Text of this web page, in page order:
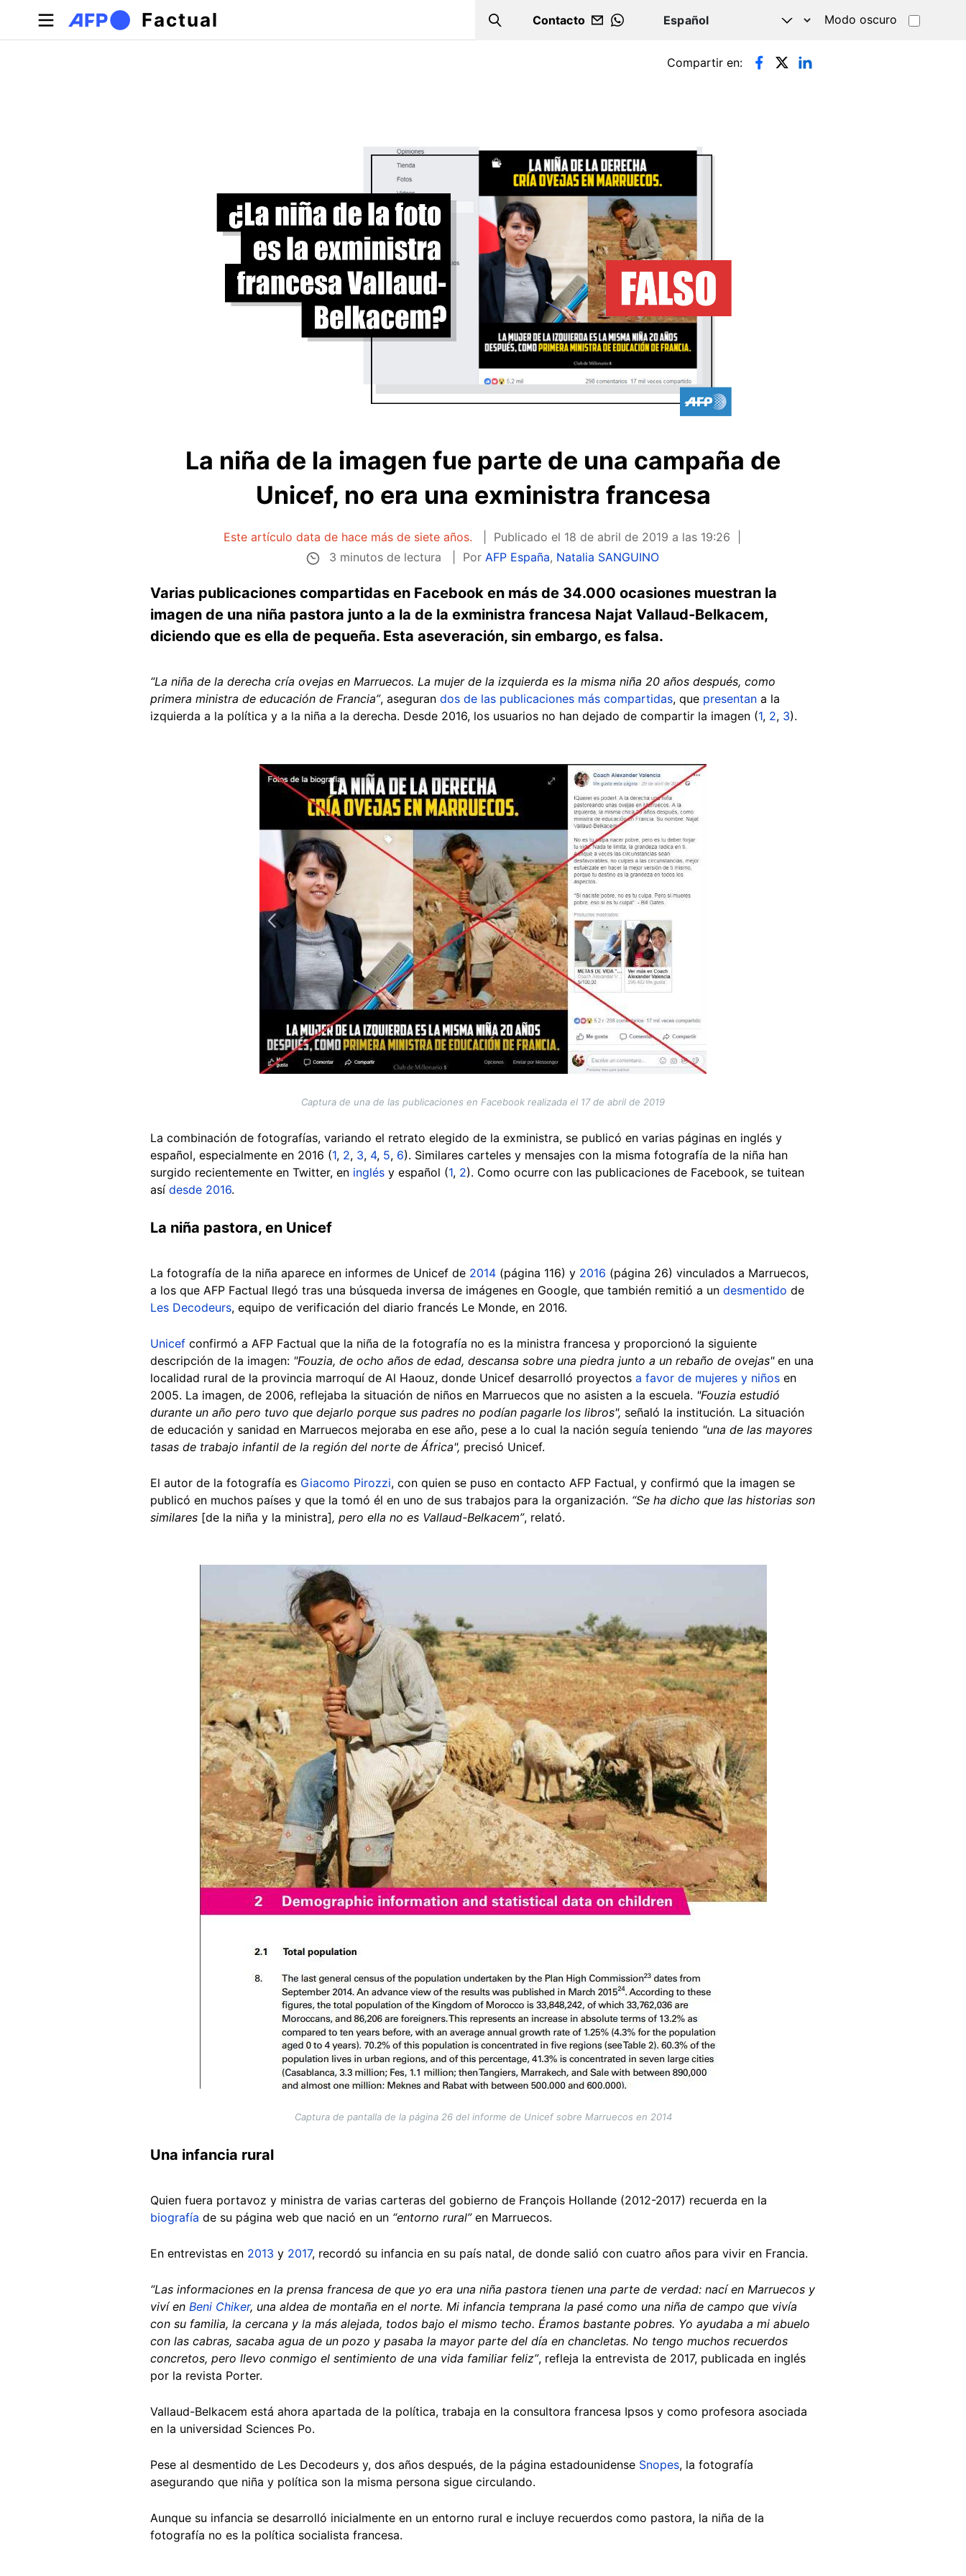
Pasar al contenido principal
Factual Search
Contacto
WHATSAPP
Modo oscuro
Solapas principales Compartir en:
La niña de la imagen fue parte de una campaña de
Unicef, no era una exministra francesa
Este artículo data de hace más de siete años. Publicado el 18 de abril de 2019 a las 19:26
3 minutos de lectura
PorAFP España, Natalia SANGUINO
Varias publicaciones compartidas en Facebook en más de 34.000 ocasiones muestran la
imagen de una niña pastora junto a la de la exministra francesa Najat Vallaud-Belkacem,
diciendo que es ella de pequeña. Esta aseveración, sin embargo, es falsa.
“La niña de la derecha cría ovejas en Marruecos. La mujer de la izquierda es la misma niña 20 años después, como
primera ministra de educación de Francia”, aseguran dos de las publicaciones más compartidas, que presentan a la
izquierda a la política y a la niña a la derecha. Desde 2016, los usuarios no han dejado de compartir la imagen (1, 2, 3).
Captura de una de las publicaciones en Facebook realizada el 17 de abril de 2019
La combinación de fotografías, variando el retrato elegido de la exministra, se publicó en varias páginas en inglés y
español, especialmente en 2016 (1, 2, 3, 4, 5, 6). Similares carteles y mensajes con la misma fotografía de la niña han
surgido recientemente en Twitter, en inglés y español (1, 2). Como ocurre con las publicaciones de Facebook, se tuitean
así desde 2016.
La niña pastora, en Unicef
La fotografía de la niña aparece en informes de Unicef de 2014 (página 116) y 2016 (página 26) vinculados a Marruecos,
a los que AFP Factual llegó tras una búsqueda inversa de imágenes en Google, que también remitió a un desmentido de
Les Decodeurs, equipo de verificación del diario francés Le Monde, en 2016.
Unicef confirmó a AFP Factual que la niña de la fotografía no es la ministra francesa y proporcionó la siguiente
descripción de la imagen: "Fouzia, de ocho años de edad, descansa sobre una piedra junto a un rebaño de ovejas"en una
localidad rural de la provincia marroquí de Al Haouz, donde Unicef desarrolló proyectos a favor de mujeres y niños en
2005. La imagen, de 2006, reflejaba la situación de niños en Marruecos que no asisten a la escuela. "Fouzia estudió
durante un año pero tuvo que dejarlo porque sus padres no podían pagarle los libros", señaló la institución. La situación
de educación y sanidad en Marruecos mejoraba en ese año, pese a lo cual la nación seguía teniendo "una de las mayores
tasas de trabajo infantil de la región del norte de África", precisó Unicef.
El autor de la fotografía es Giacomo Pirozzi, con quien se puso en contacto AFP Factual, y confirmó que la imagen se
publicó en muchos países y que la tomó él en uno de sus trabajos para la organización. “Se ha dicho que las historias son
similares [de la niña y la ministra], pero ella no es Vallaud-Belkacem”, relató.
Captura de pantalla de la página 26 del informe de Unicef sobre Marruecos en 2014
Una infancia rural
Quien fuera portavoz y ministra de varias carteras del gobierno de François Hollande (2012-2017) recuerda en la
biografía de su página web que nació en un “entorno rural”en Marruecos.
En entrevistas en 2013 y 2017, recordó su infancia en su país natal, de donde salió con cuatro años para vivir en Francia.
“Las informaciones en la prensa francesa de que yo era una niña pastora tienen una parte de verdad: nací en Marruecos y
viví en Beni Chiker, una aldea de montaña en el norte. Mi infancia temprana la pasé como una niña de campo que vivía
con su familia, la cercana y la más alejada, todos bajo el mismo techo. Éramos bastante pobres. Yo ayudaba a mi abuelo
con las cabras, sacaba agua de un pozo y pasaba la mayor parte del día en chancletas. No tengo muchos recuerdos
concretos, pero llevo conmigo el sentimiento de una vida familiar feliz”, refleja la entrevista de 2017, publicada en inglés
por la revista Porter.
Vallaud-Belkacem está ahora apartada de la política, trabaja en la consultora francesa Ipsos y como profesora asociada
en la universidad Sciences Po.
Pese al desmentido de Les Decodeurs y, dos años después, de la página estadounidense Snopes, la fotografía
asegurando que niña y política son la misma persona sigue circulando.
Aunque su infancia se desarrolló inicialmente en un entorno rural e incluye recuerdos como pastora, la niña de la
fotografía no es la política socialista francesa.